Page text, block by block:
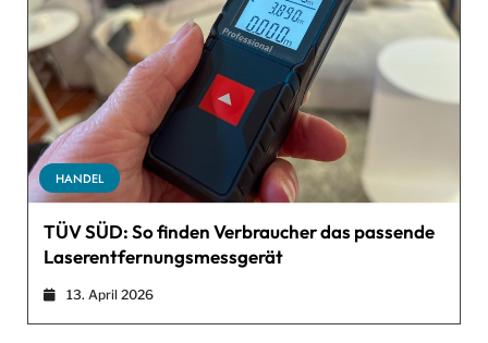
HANDEL
TÜV SÜD: So finden Verbraucher das passende
Laserentfernungsmessgerät
13. April 2026